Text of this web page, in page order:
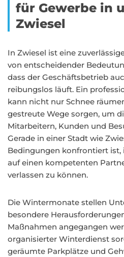
für Gewerbe in
Zwiesel
In Zwiesel ist eine
von entscheidender
dass der Geschäftsbetrieb
reibungslos läuft. Ein
kann nicht nur Schnee
gestreute Wege sorgen, um
Mitarbeitern, Kunden und
Gerade in einer Stadt wie
Bedingungen konfrontiert ist,
auf einen kompetenten
verlassen zu können.
Die Wintermonate stellen
besondere
Maßnahmen angegangen
organisierter Winterdienst
geräumte Parkplätze und